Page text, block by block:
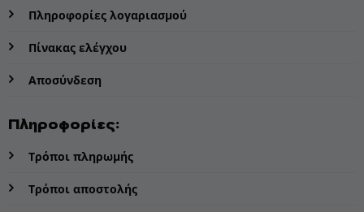
Πληροφορίες λογαριασμού
Πίνακας ελέγχου
Αποσύνδεση
Πληροφορίες:
Τρόποι πληρωμής
Τρόποι αποστολής